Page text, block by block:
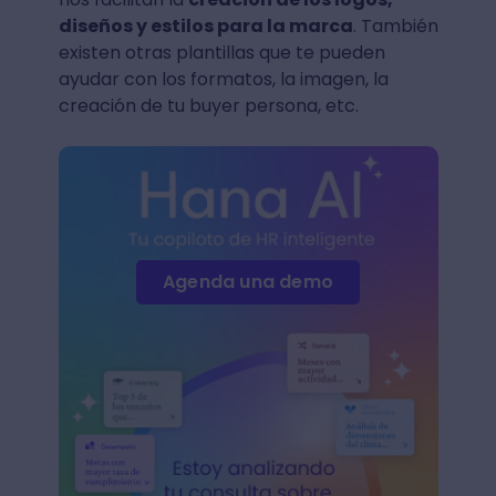
diseños y estilos para la marca. También
existen otras plantillas que te pueden
ayudar con los formatos, la imagen, la
creación de tu buyer persona, etc.
Agenda una demo